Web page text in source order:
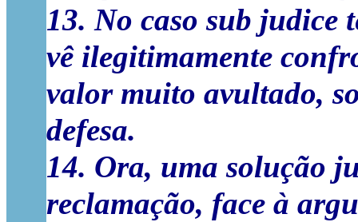
13. No caso sub judice
vê ilegitimamente
valor muito avultado,
defesa.
14. Ora, uma solução
reclamação, face à